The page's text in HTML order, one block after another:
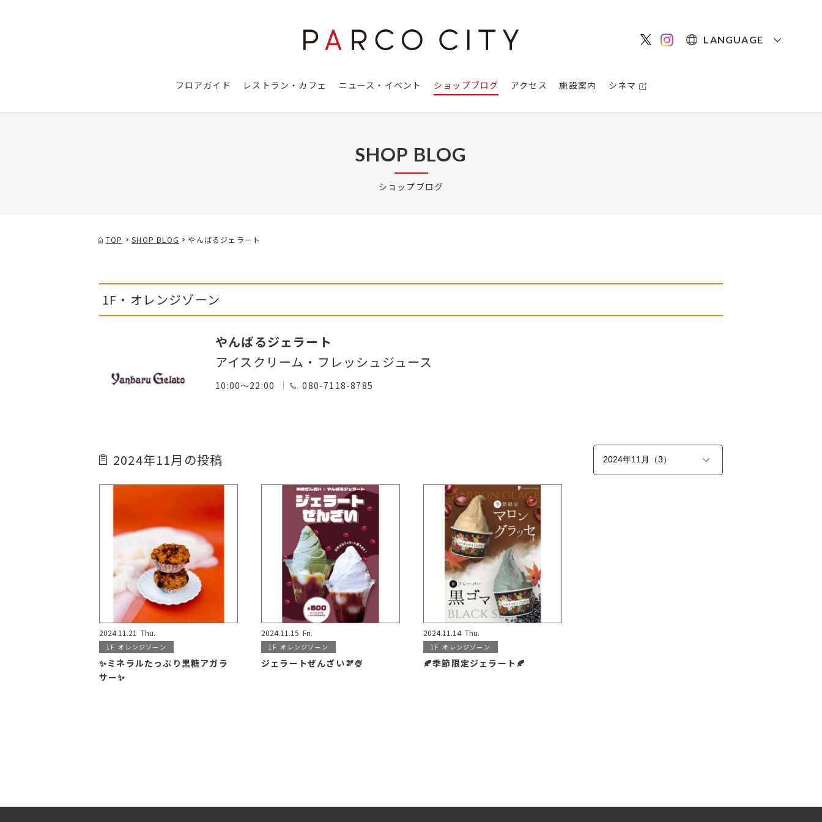
LANGUAGE
フロアガイド レストラン・カフェ ニュース・イベント ショップブログ アクセス 施設案内 シネマ
SHOP BLOG
ショップブログ
TOP SHOP BLOG やんばるジェラート
1F・オレンジゾーン
やんばるジェラート
アイスクリーム・フレッシュジュース
10:00～22:00 080-7118-8785
2024年11月の投稿
2024.11.21 Thu.
1F オレンジゾーン
✨ミネラルたっぷり黒糖アガラ
サー✨
2024.11.15 Fri.
1F オレンジゾーン
ジェラートぜんざい🫘🍨
2024.11.14 Thu.
1F オレンジゾーン
🍂季節限定ジェラート🍂